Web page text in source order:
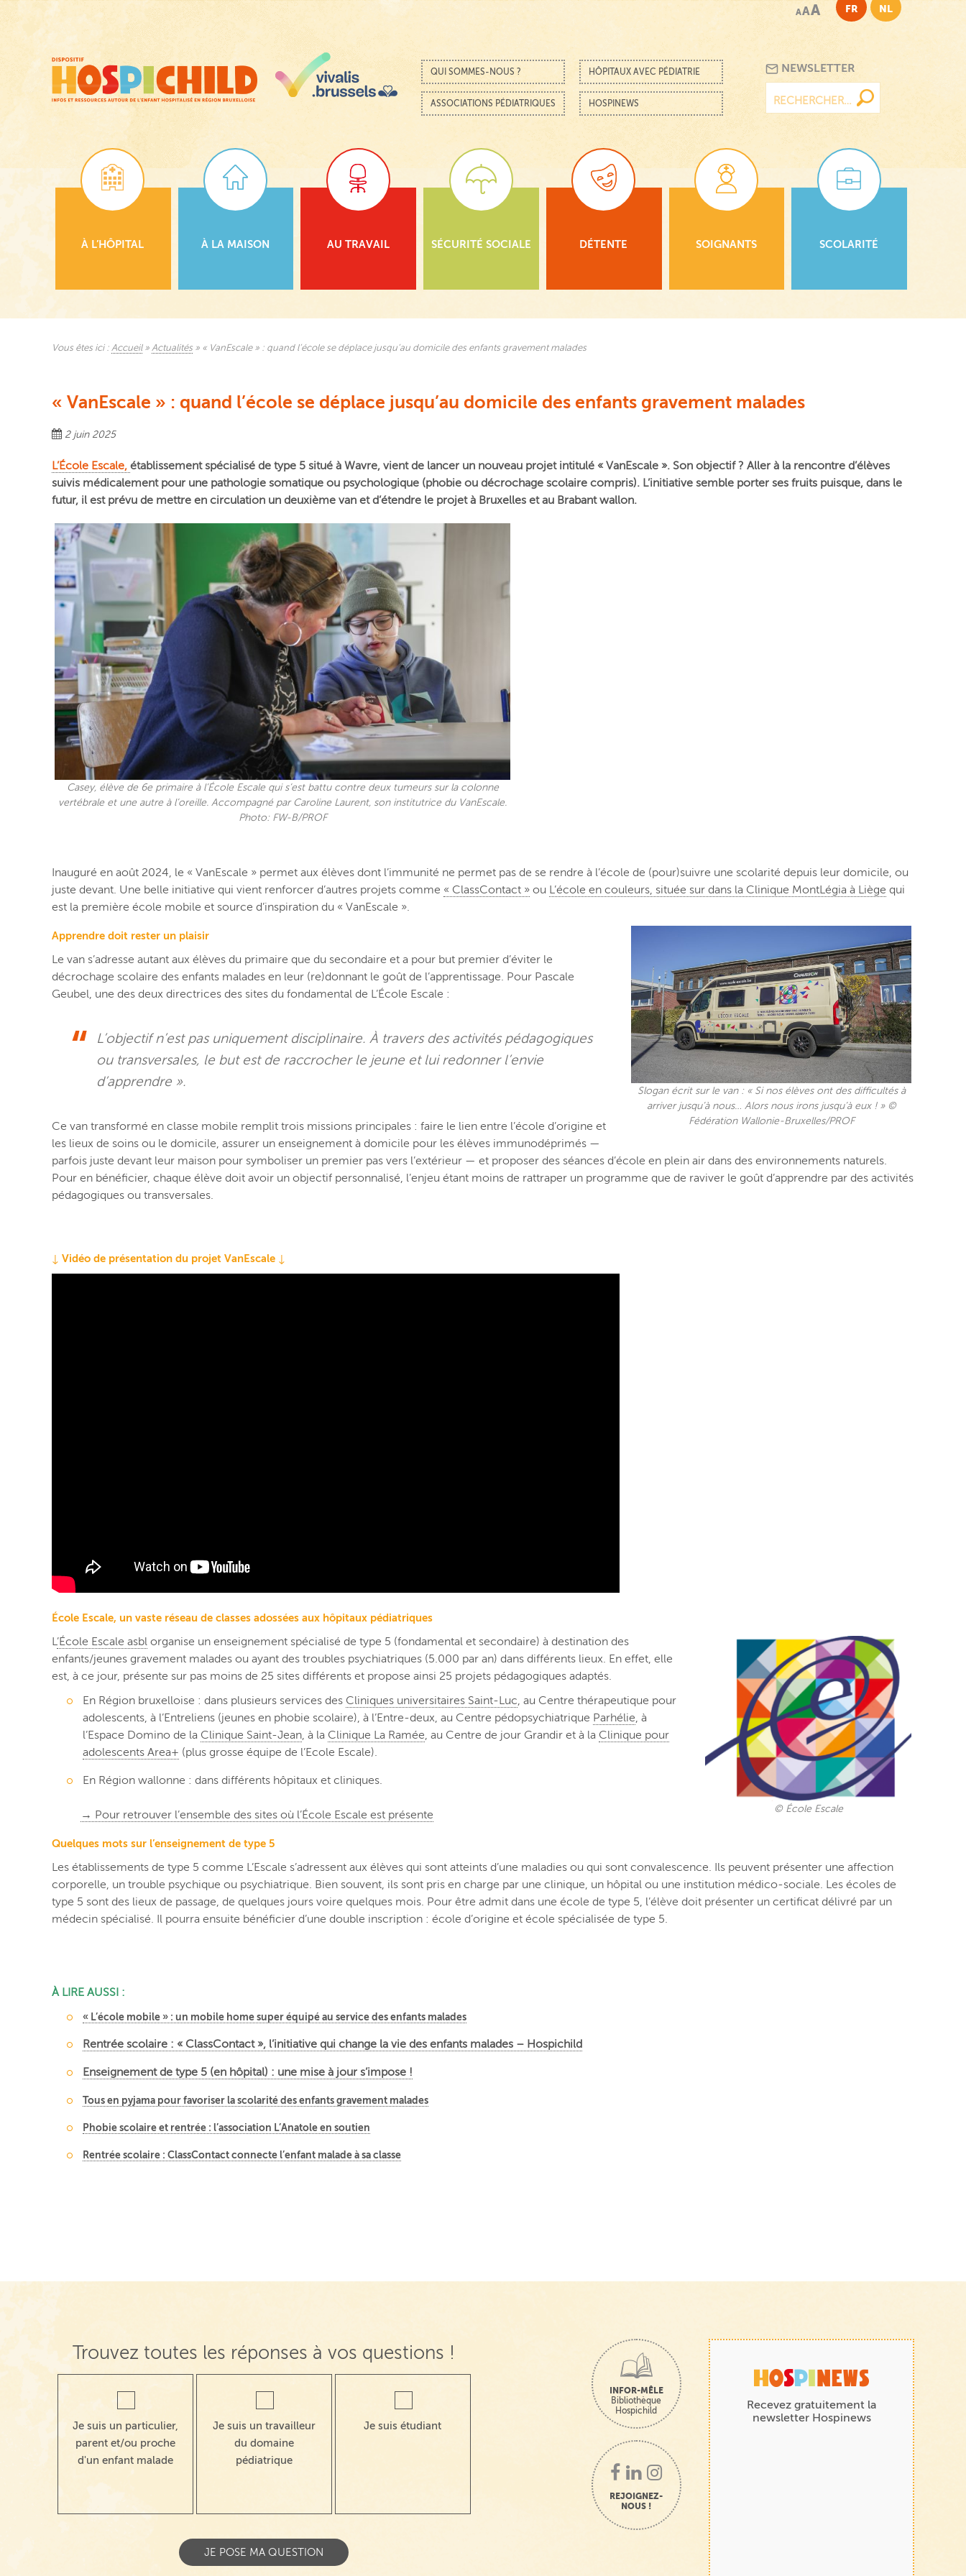
principal
AAA FR NL
Menu
Passer au contenu
QUI SOMMES-NOUS ? HÔPITAUX AVEC PÉDIATRIE
ASSOCIATIONS PÉDIATRIQUES HOSPINEWS
NEWSLETTER
À L’HÔPITAL À LA MAISON AU TRAVAIL SÉCURITÉ SOCIALE DÉTENTE SOIGNANTS SCOLARITÉ
Vous êtes ici : Accueil» Actualités » « VanEscale » : quand l’école se déplace jusqu’au domicile des enfants gravement malades
« VanEscale » : quand l’école se déplace jusqu’au domicile des enfants gravement malades
2 juin 2025
L’École Escale, établissement spécialisé de type 5 situé à Wavre, vient de lancer un nouveau projet intitulé « VanEscale ». Son objectif ? Aller à la rencontre d’élèves
suivis médicalement pour une pathologie somatique ou psychologique (phobie ou décrochage scolaire compris). L’initiative semble porter ses fruits puisque, dans le
futur, il est prévu de mettre en circulation un deuxième van et d’étendre le projet à Bruxelles et au Brabant wallon.
Casey, élève de 6e primaire à l’École Escale qui s’est battu contre deux tumeurs sur la colonne
vertébrale et une autre à l’oreille. Accompagné par Caroline Laurent, son institutrice du VanEscale.
Photo: FW-B/PROF
Inauguré en août 2024, le « VanEscale » permet aux élèves dont l’immunité ne permet pas de se rendre à l’école de (pour)suivre une scolarité depuis leur domicile, ou
juste devant. Une belle initiative qui vient renforcer d’autres projets comme « ClassContact » ou L’école en couleurs, située sur dans la Clinique MontLégia à Liège qui
est la première école mobile et source d’inspiration du « VanEscale ».
Slogan écrit sur le van : « Si nos élèves ont des difficultés à
arriver jusqu’à nous… Alors nous irons jusqu’à eux ! » ©
Fédération Wallonie-Bruxelles/PROF
Apprendre doit rester un plaisir
Le van s’adresse autant aux élèves du primaire que du secondaire et a pour but premier d’éviter le
décrochage scolaire des enfants malades en leur (re)donnant le goût de l’apprentissage. Pour Pascale
Geubel, une des deux directrices des sites du fondamental de L’École Escale :
L’objectif n’est pas uniquement disciplinaire. À travers des activités pédagogiques
ou transversales, le but est de raccrocher le jeune et lui redonner l’envie
d’apprendre ».
Ce van transformé en classe mobile remplit trois missions principales : faire le lien entre l’école d’origine et
les lieux de soins ou le domicile, assurer un enseignement à domicile pour les élèves immunodéprimés —
parfois juste devant leur maison pour symboliser un premier pas vers l’extérieur — et proposer des séances d’école en plein air dans des environnements naturels.
Pour en bénéficier, chaque élève doit avoir un objectif personnalisé, l’enjeu étant moins de rattraper un programme que de raviver le goût d’apprendre par des activités
pédagogiques ou transversales.
↓ Vidéo de présentation du projet VanEscale ↓
École Escale, un vaste réseau de classes adossées aux hôpitaux pédiatriques
© École Escale
L’École Escale asbl organise un enseignement spécialisé de type 5 (fondamental et secondaire) à destination des
enfants/jeunes gravement malades ou ayant des troubles psychiatriques (5.000 par an) dans différents lieux. En effet, elle
est, à ce jour, présente sur pas moins de 25 sites différents et propose ainsi 25 projets pédagogiques adaptés.
En Région bruxelloise : dans plusieurs services des Cliniques universitaires Saint-Luc, au Centre thérapeutique pour
adolescents, à l’Entreliens (jeunes en phobie scolaire), à l’Entre-deux, au Centre pédopsychiatrique Parhélie, à
l’Espace Domino de la Clinique Saint-Jean, à la Clinique La Ramée, au Centre de jour Grandir et à la Clinique pour
adolescents Area+ (plus grosse équipe de l’Ecole Escale).
En Région wallonne : dans différents hôpitaux et cliniques.
→ Pour retrouver l’ensemble des sites où l’École Escale est présente
Quelques mots sur l’enseignement de type 5
Les établissements de type 5 comme L’Escale s’adressent aux élèves qui sont atteints d’une maladies ou qui sont convalescence. Ils peuvent présenter une affection
corporelle, un trouble psychique ou psychiatrique. Bien souvent, ils sont pris en charge par une clinique, un hôpital ou une institution médico-sociale. Les écoles de
type 5 sont des lieux de passage, de quelques jours voire quelques mois. Pour être admit dans une école de type 5, l’élève doit présenter un certificat délivré par un
médecin spécialisé. Il pourra ensuite bénéficier d’une double inscription : école d’origine et école spécialisée de type 5.
À LIRE AUSSI :
« L’école mobile » : un mobile home super équipé au service des enfants malades
Rentrée scolaire : « ClassContact », l’initiative qui change la vie des enfants malades – Hospichild
Enseignement de type 5 (en hôpital) : une mise à jour s’impose !
Tous en pyjama pour favoriser la scolarité des enfants gravement malades
Phobie scolaire et rentrée : l’association L’Anatole en soutien
Rentrée scolaire : ClassContact connecte l’enfant malade à sa classe
Trouvez toutes les réponses à vos questions !
Je suis un particulier,
parent et/ou proche
d'un enfant malade
Je suis un travailleur
du domaine
pédiatrique
Je suis étudiant
INFOR-MÊLE
Bibliothèque
Hospichild
REJOIGNEZ-
NOUS !
Recevez gratuitement la
newsletter Hospinews